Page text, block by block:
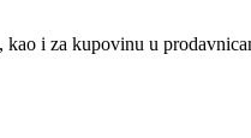
i za kupovinu u